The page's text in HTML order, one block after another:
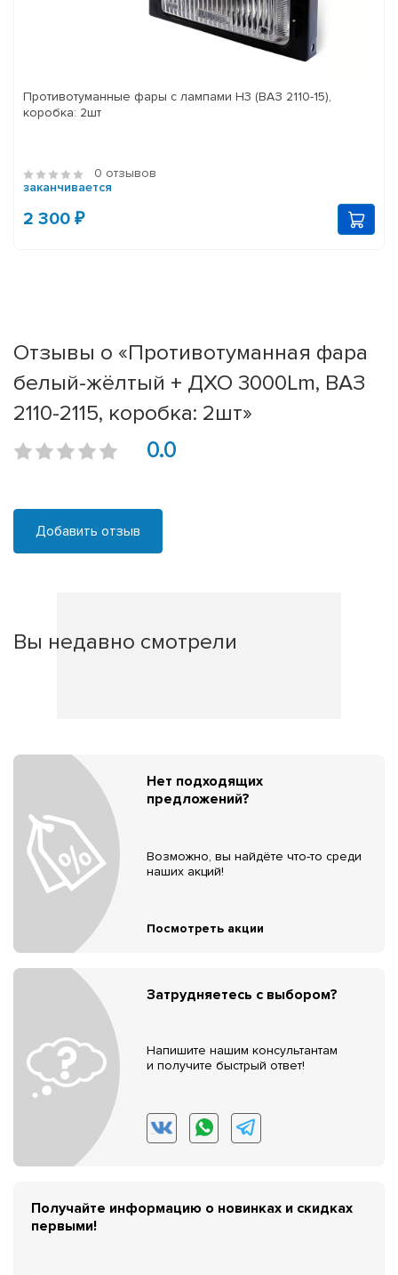
Противотуманные фары с лампами H3 (ВАЗ 2110-15),
коробка: 2шт
0 отзывов
заканчивается
2 300 ₽
Отзывы о «Противотуманная фара
белый-жёлтый + ДХО 3000Lm, ВАЗ
2110-2115, коробка: 2шт»
0.0
Добавить отзыв
Вы недавно смотрели
Нет подходящих
предложений?
Возможно, вы найдёте что-то среди
наших акций!
Посмотреть акции
Затрудняетесь с выбором?
Напишите нашим консультантам
и получите быстрый ответ!
Получайте информацию о новинках и скидках
первыми!